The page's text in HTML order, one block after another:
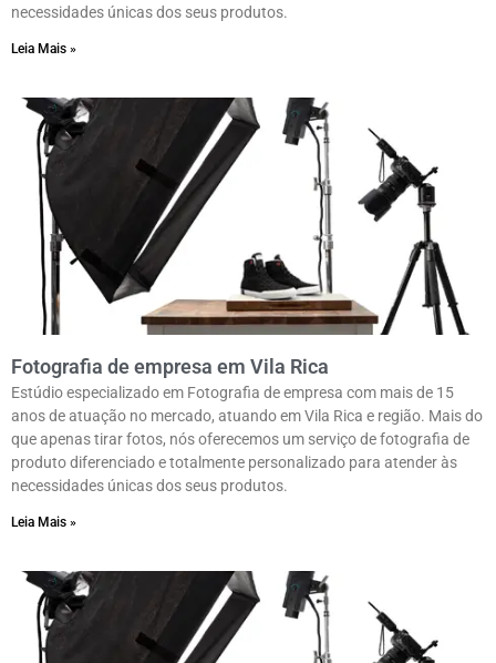
necessidades únicas dos seus produtos.
Leia Mais »
Fotografia de empresa em Vila Rica
Estúdio especializado em Fotografia de empresa com mais de 15
anos de atuação no mercado, atuando em Vila Rica e região. Mais do
que apenas tirar fotos, nós oferecemos um serviço de fotografia de
produto diferenciado e totalmente personalizado para atender às
necessidades únicas dos seus produtos.
Leia Mais »